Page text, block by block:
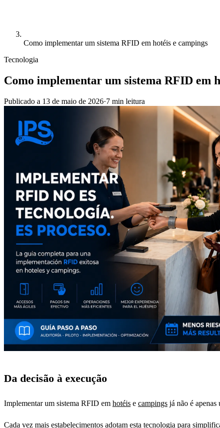
Como implementar um sistema RFID em hotéis e campings
Tecnologia
Como implementar um sistema RFID em
Publicado a 13 de maio de 2026·7 min leitura
Da decisão à execução
Implementar um sistema RFID em hotéis e campings já não é
Cada vez mais estabelecimentos adotam esta tecnologia para